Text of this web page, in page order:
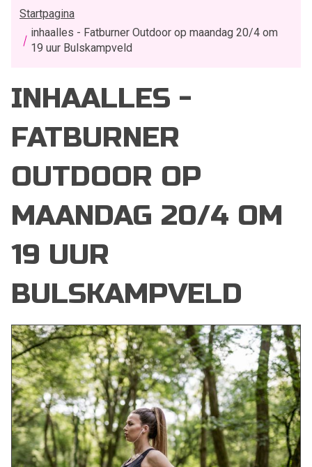
Startpagina
inhaalles - Fatburner Outdoor op maandag 20/4 om
19 uur Bulskampveld
INHAALLES -
FATBURNER
OUTDOOR OP
MAANDAG 20/4 OM
19 UUR
BULSKAMPVELD